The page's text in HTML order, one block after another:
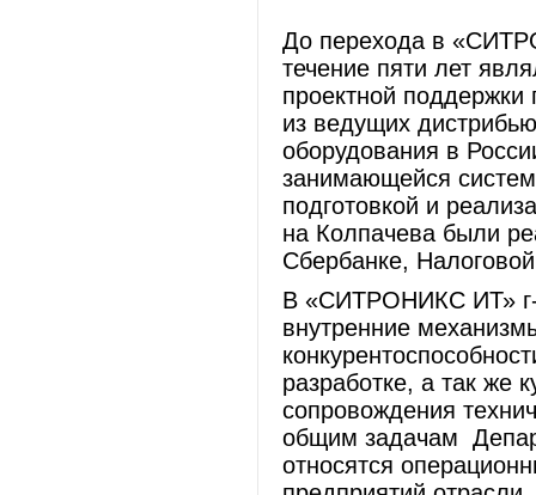
До перехода в
течение пяти лет
проектной
из ведущих
оборудования в
занимающейся
подготовкой и
на Колпачева были
Сбербанке,
В «СИТРОНИКС ИТ» г-
внутренние
разработке, а так же
сопровождения
общим задачам
относятся